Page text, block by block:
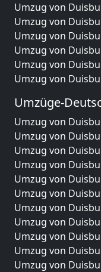
Umzug von
Umzug von
Umzug von
Umzug von
Umzug von
Umzug von
Umzüge-
Umzug von
Umzug von
Umzug von
Umzug von
Umzug von
Umzug von
Umzug von
Umzug von
Umzug von
Umzug von
Umzug von